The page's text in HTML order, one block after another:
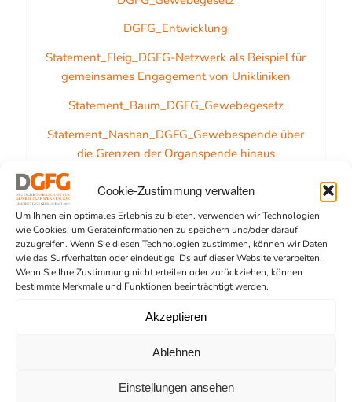
Cookie-Zustimmung verwalten
Um Ihnen ein optimales Erlebnis zu bieten, verwenden wir Technologien
wie Cookies, um Geräteinformationen zu speichern und/oder darauf
zuzugreifen. Wenn Sie diesen Technologien zustimmen, können wir Daten
wie das Surfverhalten oder eindeutige IDs auf dieser Website verarbeiten.
Wenn Sie Ihre Zustimmung nicht erteilen oder zurückziehen, können
bestimmte Merkmale und Funktionen beeinträchtigt werden.
Akzeptieren
Ablehnen
Einstellungen ansehen
DGFG_Entwicklung
Statement_Fleig_DGFG-Netzwerk als Beispiel für
gemeinsames Engagement von Unikliniken
Statement_Baum_DGFG_Gewebegesetz
Statement_Nashan_DGFG_Gewebespende über
die Grenzen der Organspende hinaus
Statement_Börgel_DGFG_Gewebespende ein
Erfolgsmodell
Der Erfolg der DGFG in den vergangenen zehn Jahren
beruhe u.a. auf einem hervorragenden System von
Krankenhäuser und einem Screening jeder dieser
Identifikation potenzieller Spender ermöglicht.
Prozess der Gewebespende und entlasten die